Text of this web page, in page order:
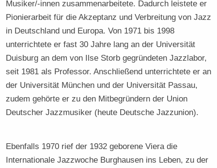
Musiker/-innen zusammenarbeitete. Dadurch leistete er
Pionierarbeit für die Akzeptanz und Verbreitung von Jazz
in Deutschland und Europa. Von 1971 bis 1998
unterrichtete er fast 30 Jahre lang an der Universität
Duisburg an dem von Ilse Storb gegründeten Jazzlabor,
seit 1981 als Professor. Anschließend unterrichtete er an
der Universität München und der Universität Passau,
zudem gehörte er zu den Mitbegründern der Union
Deutscher Jazzmusiker (heute Deutsche Jazzunion).
Ebenfalls 1970 rief der 1932 geborene Viera die
Internationale Jazzwoche Burghausen ins Leben, zu der